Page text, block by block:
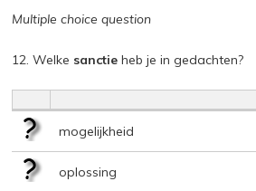
Multiple choice question
12. Welke sanctie heb je in gedachten?
mogelijkheid
oplossing